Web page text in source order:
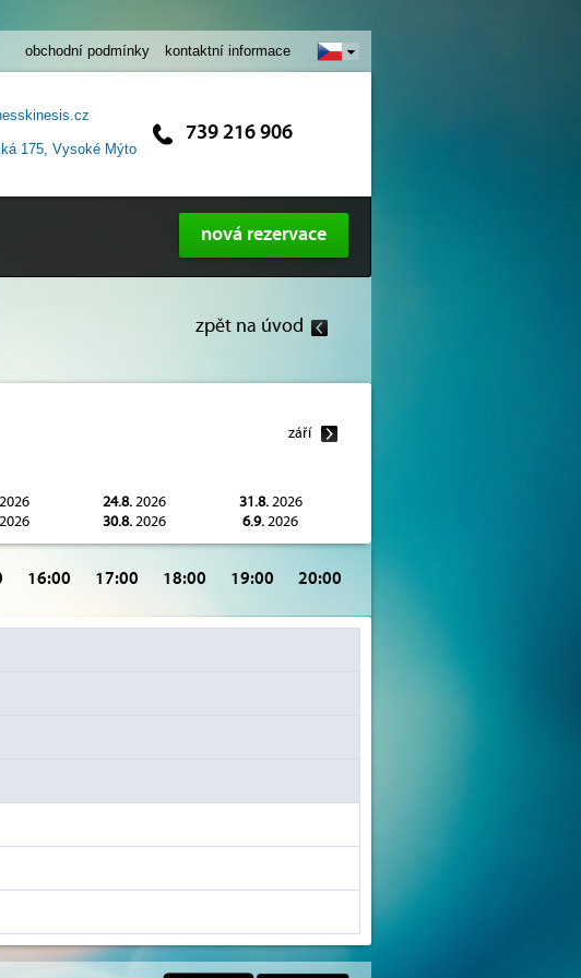
obchodní podmínky kontaktní informace
175, Vysoké Mýto
739 216 906
nová rezervace
zpět na úvod
září
2026
2026
24.8. 2026
30.8. 2026
31.8. 2026
6.9. 2026
16:00 17:00 18:00 19:00 20:00